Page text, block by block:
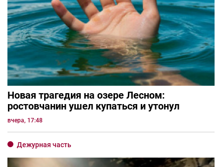
Новая трагедия на озере Лесном:
ростовчанин ушел купаться и утонул
вчера, 17:48
Дежурная часть